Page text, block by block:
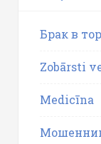
Брак в
Zobārsti
Medicīna